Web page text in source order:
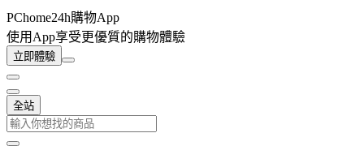
PChome24h購物App
使用App享受更優質的購物體驗
立即體驗
全站